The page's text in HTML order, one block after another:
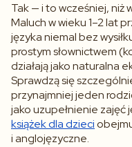
Tak — i to wcześniej, niż
Maluch w wieku 1–2 lat
języka niemal bez
prostym słownictwem
działają jako naturalna
Sprawdzą się
przynajmniej jeden
jako uzupełnienie zajęć
książek dla dzieci
i anglojęzyczne.